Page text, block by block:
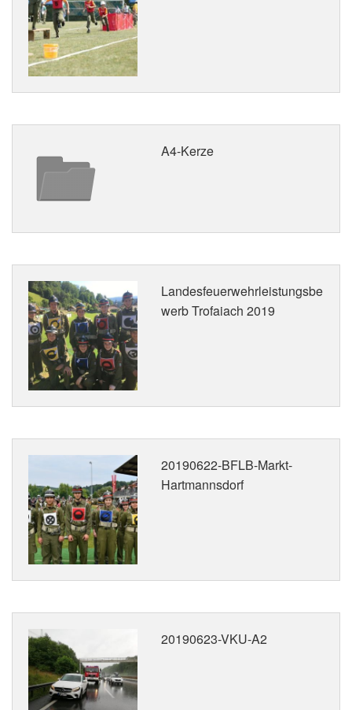
A4-Kerze
Landesfeuerwehrleistungsbe
werb Trofaiach 2019
20190622-BFLB-Markt-
Hartmannsdorf
20190623-VKU-A2